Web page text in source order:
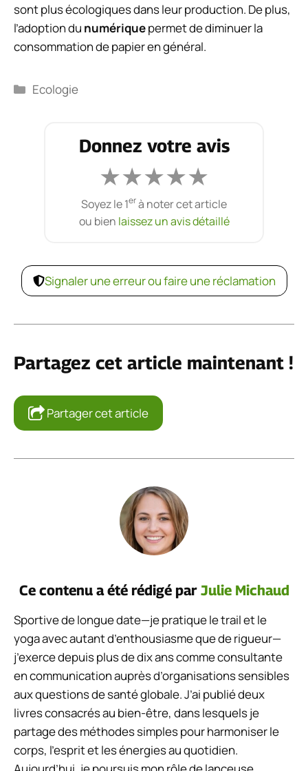
sont plus écologiques dans leur production. De plus,
l’adoption du numériquepermet de diminuer la
consommation de papier en général.
Catégories
Ecologie
Donnez votre avis
★★★★★
Soyez le 1erà noter cet article
ou bien laissez un avis détaillé
Signaler une erreur ou faire une réclamation
Partagez cet article maintenant !
Partager cet article
Ce contenu a été rédigé par Julie Michaud
Sportive de longue date—je pratique le trail et le
yoga avec autant d’enthousiasme que de rigueur—
j’exerce depuis plus de dix ans comme consultante
en communication auprès d’organisations sensibles
aux questions de santé globale. J’ai publié deux
livres consacrés au bien-être, dans lesquels je
partage des méthodes simples pour harmoniser le
corps, l’esprit et les énergies au quotidien.